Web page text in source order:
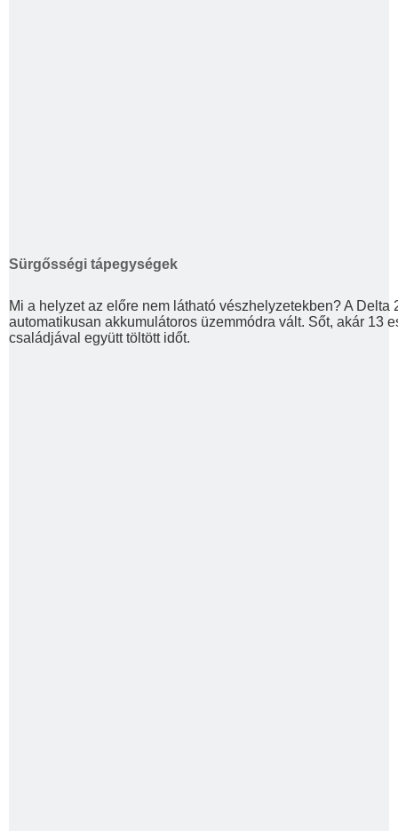
Sürgősségi tápegységek
Mi a helyzet az előre nem látható vészhelyzetekben? A
automatikusan akkumulátoros üzemmódra vált. Sőt, akár 13
családjával együtt töltött időt.